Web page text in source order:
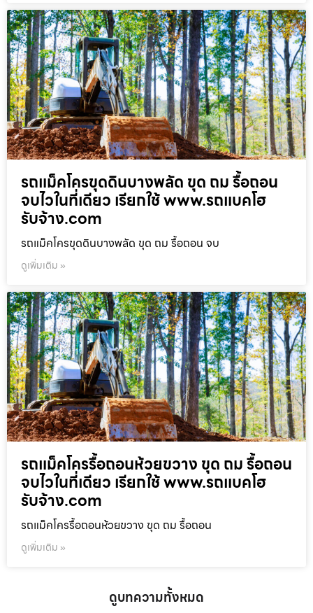
รถแม็คโครขุดดินบางพลัด ขุด ถม รื้อถอน
จบไวในที่เดียว เรียกใช้ www.รถแบคโฮ
รับจ้าง.com
รถแม็คโครขุดดินบางพลัด ขุด ถม รื้อถอน จบ
ดูเพิ่มเติม »
รถแม็คโครรื้อถอนห้วยขวาง ขุด ถม รื้อถอน
จบไวในที่เดียว เรียกใช้ www.รถแบคโฮ
รับจ้าง.com
รถแม็คโครรื้อถอนห้วยขวาง ขุด ถม รื้อถอน
ดูเพิ่มเติม »
ดูบทความทั้งหมด